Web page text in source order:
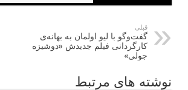
قبلی
گفت‌وگو با لیو اولمان به بهانه‌ی
کارگردانی فیلم جدیدش «دوشیزه
جولی»
نوشته های مرتبط